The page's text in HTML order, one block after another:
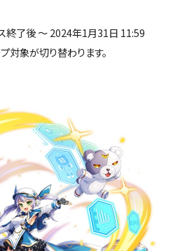
終了後 ～2024年1月31日 11:59
対象が切り替わります。